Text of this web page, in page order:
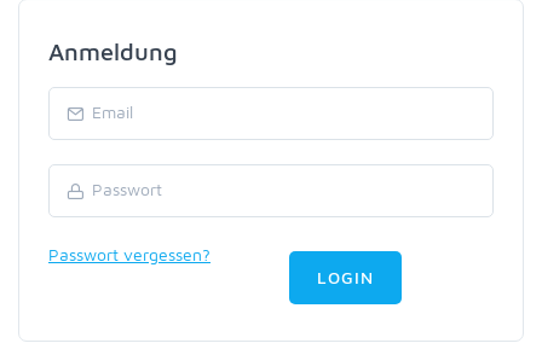
Anmeldung
Passwort vergessen?
LOGIN